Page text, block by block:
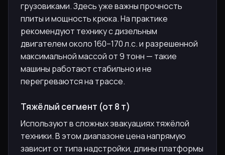
грузовиками. Здесь уже важны прочность
плиты и мощность крюка. На практике
рекомендуют технику с дизельным
двигателем около 160–170 л.с. и разрешенной
максимальной массой от 9 тонн — такие
машины работают стабильно и не
перегреваются на трассе.
Тяжёлый сегмент (от 8 т)
Используют в сложных эвакуациях тяжёлой
техники. В этом диапазоне цена напрямую
зависит от типа надстройки, длины платформы